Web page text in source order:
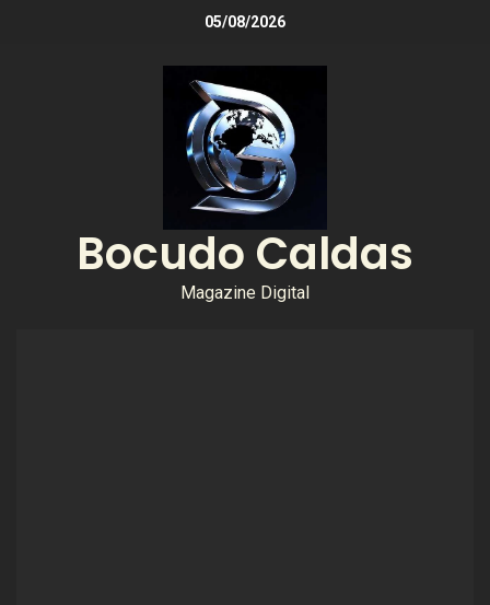
05/08/2026
Bocudo Caldas
Magazine Digital